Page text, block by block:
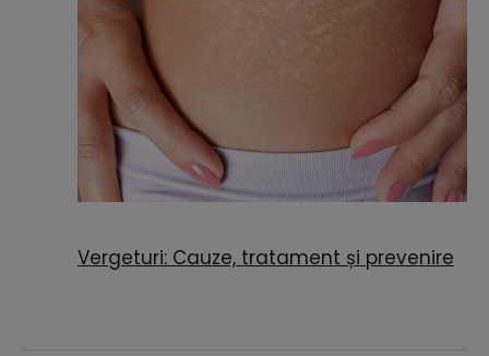
Vergeturi: Cauze, tratament și prevenire